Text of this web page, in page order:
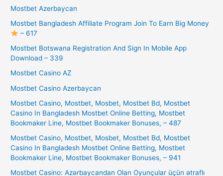
Mostbet Azerbaycan
Mostbet Bangladesh Affiliate Program Join To Earn Big Money
– 617
Mostbet Botswana Registration And Sign In Mobile App
Download – 339
Mostbet Casino AZ
Mostbet Casino Azerbaycan
Mostbet Casino, Mostbet, Mosbet, Mostbet Bd, Mostbet
Casino In Bangladesh Mostbet Online Betting, Mostbet
Bookmaker Line, Mostbet Bookmaker Bonuses, – 487
Mostbet Casino, Mostbet, Mosbet, Mostbet Bd, Mostbet
Casino In Bangladesh Mostbet Online Betting, Mostbet
Bookmaker Line, Mostbet Bookmaker Bonuses, – 941
Mostbet Casino: Azərbaycandan Olan Oyunçular üçün ətraflı